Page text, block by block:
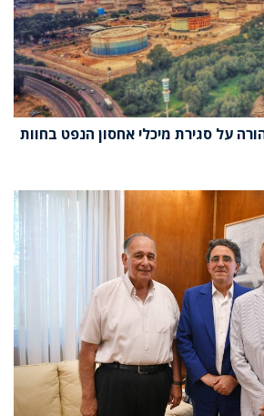
על סגירת מיכלי אחסון הנפט בחוות